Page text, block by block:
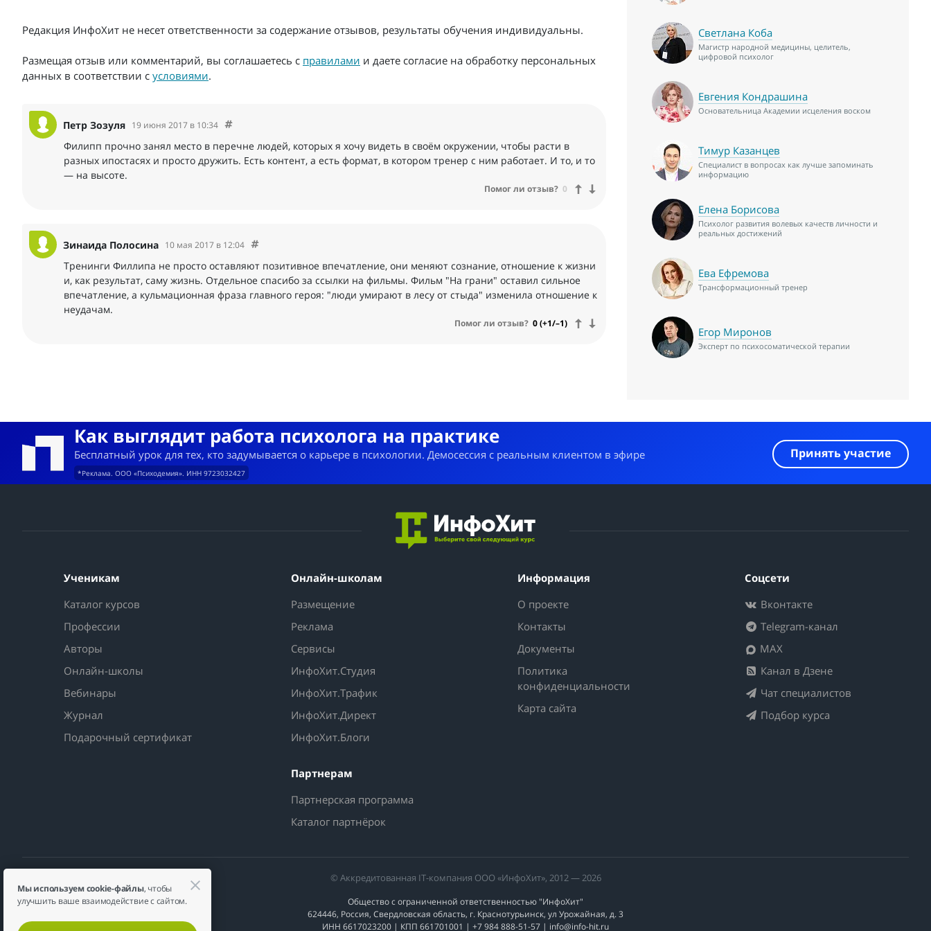
Редакция ИнфоХит не несет ответственности за содержание отзывов, результаты обучения индивидуальны.
Размещая отзыв или комментарий, вы соглашаетесь с правилами и даете согласие на обработку персональных
данных в соответствии с условиями.
Петр Зозуля 19 июня 2017 в 10:34
Филипп прочно занял место в перечне людей, которых я хочу видеть в своём окружении, чтобы расти в
разных ипостасях и просто дружить. Есть контент, а есть формат, в котором тренер с ним работает. И то, и то
— на высоте.
Помог ли отзыв? 0
Зинаида Полосина 10 мая 2017 в 12:04
Тренинги Филлипа не просто оставляют позитивное впечатление, они меняют сознание, отношение к жизни
и, как результат, саму жизнь. Отдельное спасибо за ссылки на фильмы. Фильм "На грани" оставил сильное
впечатление, а кульмационная фраза главного героя: "люди умирают в лесу от стыда" изменила отношение к
неудачам.
Помог ли отзыв? 0 (+1/–1)
Светлана Коба
Магистр народной медицины, целитель,
цифровой психолог
Евгения Кондрашина
Основательница Академии исцеления воском
Тимур Казанцев
Специалист в вопросах как лучше запоминать
информацию
Елена Борисова
Психолог развития волевых качеств личности и
реальных достижений
Ева Ефремова
Трансформационный тренер
Егор Миронов
Эксперт по психосоматической терапии
Как выглядит работа психолога на практике
Бесплатный урок для тех, кто задумывается о карьере в психологии. Демосессия с реальным клиентом в эфире
*Реклама. ООО «Психодемия». ИНН 9723032427
Принять участие
Ученикам
Каталог курсов
Профессии
Авторы
Онлайн-школы
Вебинары
Журнал
Подарочный сертификат
Онлайн-школам
Размещение
Реклама
Сервисы
ИнфоХит.Студия
ИнфоХит.Трафик
ИнфоХит.Директ
ИнфоХит.Блоги
Партнерам
Партнерская программа
Каталог партнёрок
Информация
О проекте
Контакты
Документы
Политика
конфиденциальности
Карта сайта
Соцсети
Вконтакте
Telegram-канал
MAX
Канал в Дзене
Чат специалистов
Подбор курса
© Аккредитованная IT-компания ООО «ИнфоХит», 2012 — 2026
Общество с ограниченной ответственностью "ИнфоХит"
624446, Россия, Свердловская область, г. Краснотурьинск, ул Урожайная, д. 3
ИНН 6617023200 | КПП 661701001 | +7 984 888-51-57 | info@info-hit.ru
Мы используем cookie-файлы, чтобы
улучшить ваше взаимодействие с сайтом.